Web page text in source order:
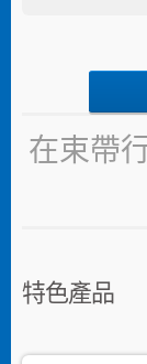
在束帶
特色產品